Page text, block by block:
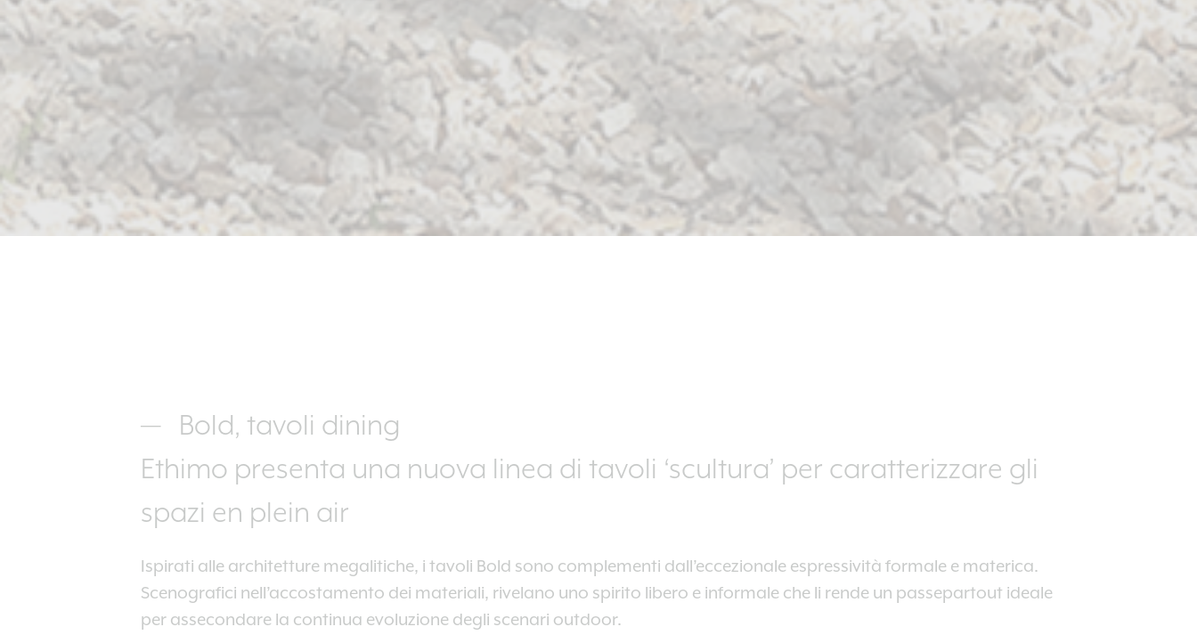
Bold, tavoli dining
Ethimo presenta una nuova linea di tavoli ‘scultura’ per caratterizzare gli
spazi en plein air
Ispirati alle architetture megalitiche, i tavoli Bold sono complementi dall’eccezionale espressività formale e materica.
Scenografici nell’accostamento dei materiali, rivelano uno spirito libero e informale che li rende un passepartout ideale
per assecondare la continua evoluzione degli scenari outdoor.